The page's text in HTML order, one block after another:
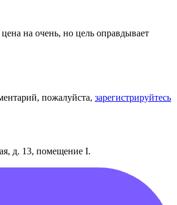
на очень, но цель оправдывает
пожалуйста, зарегистрируйтесь
д. 13, помещение I.